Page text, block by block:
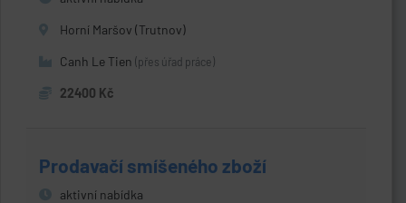
Horní Maršov (Trutnov)
Canh Le Tien (přes úřad práce)
22400 Kč
Prodavačí smíšeného zboží
aktivní nabídka